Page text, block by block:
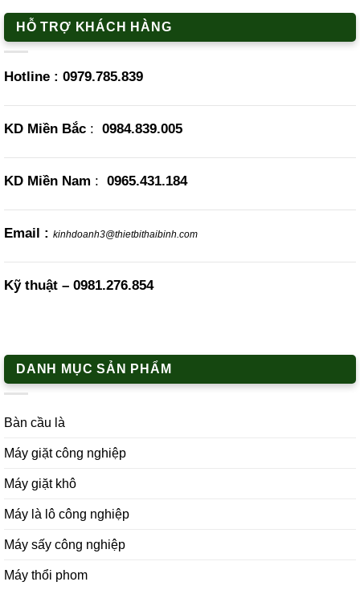
HỖ TRỢ KHÁCH HÀNG
Hotline : 0979.785.839
KD Miền Bắc : 0984.839.005
KD Miền Nam : 0965.431.184
Email : kinhdoanh3@thietbithaibinh.com
Kỹ thuật – 0981.276.854
DANH MỤC SẢN PHẨM
Bàn cầu là
Máy giặt công nghiệp
Máy giặt khô
Máy là lô công nghiệp
Máy sấy công nghiệp
Máy thổi phom